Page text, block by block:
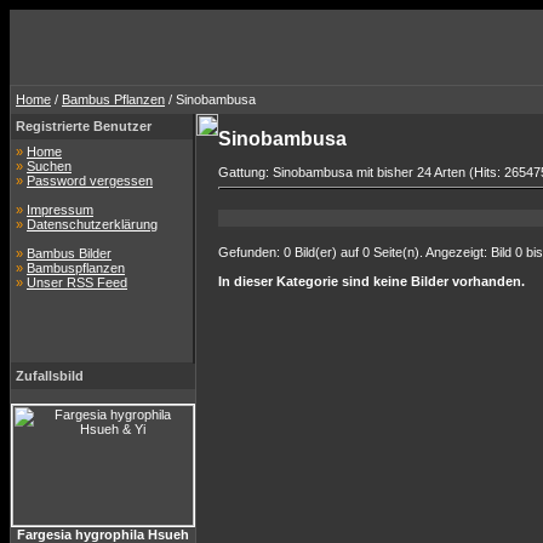
Home / Bambus Pflanzen / Sinobambusa
Registrierte Benutzer
» Home
» Suchen
» Password vergessen
» Impressum
» Datenschutzerklärung
» Bambus Bilder
» Bambuspflanzen
» Unser RSS Feed
Zufallsbild
Fargesia hygrophila Hsueh
Sinobambusa
Gattung: Sinobambusa mit bisher 24 Arten (Hits:
Gefunden: 0 Bild(er) auf 0 Seite(n). Angezeigt: Bild 0 bis
In dieser Kategorie sind keine Bilder vorhanden.